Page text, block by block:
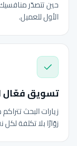
حين تتصدّر
الأول للعميل.
تسويق فعّال
زيارات البحث
زوّارًا بلا تكلفة لكل